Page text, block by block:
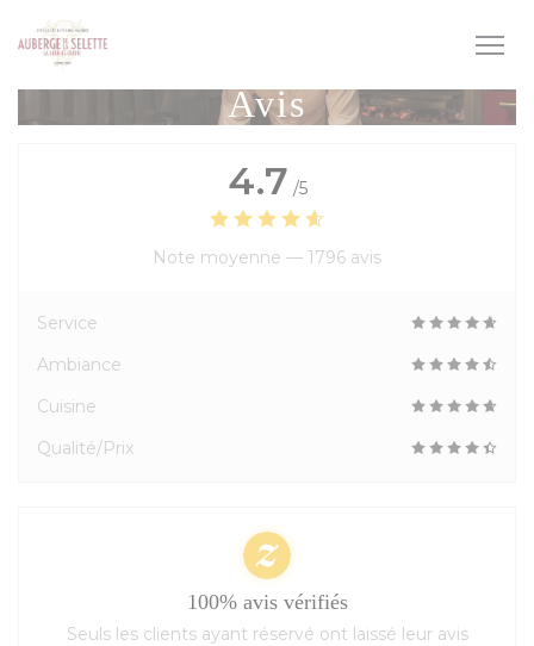
Personnalisation de vos choix en matière de cookies
Avis
4.7 /5
Note moyenne — 1796 avis
Service
Ambiance
Cuisine
Qualité/Prix
100% avis vérifiés
Seuls les clients ayant réservé ont laissé leur avis